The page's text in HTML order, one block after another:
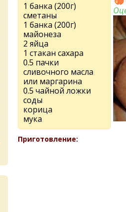
1 банка (200г)
сметаны
1 банка (200г)
майонеза
2 яйца
1 стакан сахара
0.5 пачки
сливочного масла
или маргарина
0.5 чайной ложки
соды
корица
мука
Приготовление: